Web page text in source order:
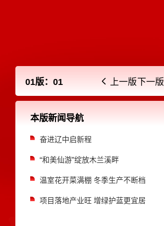
01版：01 上一版 下一版
本版新闻导航
奋进辽中启新程
“和美仙游”绽放木兰溪畔
温室花开菜满棚 冬季生产不断档
项目落地产业旺 增绿护蓝更宜居